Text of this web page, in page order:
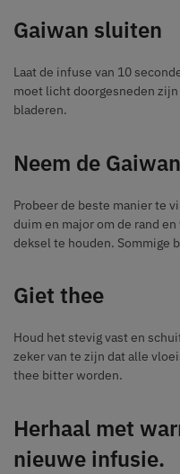
Gaiwan sluiten
Laat de infuse van 10
moet licht doorgesneden
bladeren.
Neem de
Probeer de beste manier te
duim en major om de rand
deksel te houden. Sommige
Giet thee
Houd het stevig vast en
zeker van te zijn dat alle
thee bitter worden.
Herhaal met
nieuwe infusie.